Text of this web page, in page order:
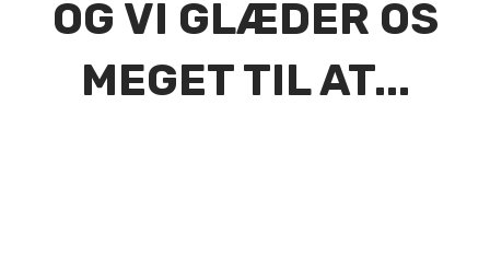
OG VI GLÆDER OS
MEGET TIL AT...